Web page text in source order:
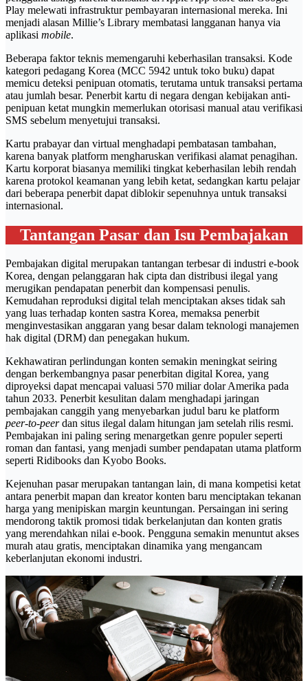
Play melewati infrastruktur pembayaran internasional mereka. Ini
menjadi alasan Millie’s Library membatasi langganan hanya via
aplikasi mobile.
Beberapa faktor teknis memengaruhi keberhasilan transaksi. Kode
kategori pedagang Korea (MCC 5942 untuk toko buku) dapat
memicu deteksi penipuan otomatis, terutama untuk transaksi pertama
atau jumlah besar. Penerbit kartu di negara dengan kebijakan anti-
penipuan ketat mungkin memerlukan otorisasi manual atau verifikasi
SMS sebelum menyetujui transaksi.
Kartu prabayar dan virtual menghadapi pembatasan tambahan,
karena banyak platform mengharuskan verifikasi alamat penagihan.
Kartu korporat biasanya memiliki tingkat keberhasilan lebih rendah
karena protokol keamanan yang lebih ketat, sedangkan kartu pelajar
dari beberapa penerbit dapat diblokir sepenuhnya untuk transaksi
internasional.
Tantangan Pasar dan Isu Pembajakan
Pembajakan digital merupakan tantangan terbesar di industri e-book
Korea, dengan pelanggaran hak cipta dan distribusi ilegal yang
merugikan pendapatan penerbit dan kompensasi penulis.
Kemudahan reproduksi digital telah menciptakan akses tidak sah
yang luas terhadap konten sastra Korea, memaksa penerbit
menginvestasikan anggaran yang besar dalam teknologi manajemen
hak digital (DRM) dan penegakan hukum.
Kekhawatiran perlindungan konten semakin meningkat seiring
dengan berkembangnya pasar penerbitan digital Korea, yang
diproyeksi dapat mencapai valuasi 570 miliar dolar Amerika pada
tahun 2033. Penerbit kesulitan dalam menghadapi jaringan
pembajakan canggih yang menyebarkan judul baru ke platform
peer-to-peerdan situs ilegal dalam hitungan jam setelah rilis resmi.
Pembajakan ini paling sering menargetkan genre populer seperti
roman dan fantasi, yang menjadi sumber pendapatan utama platform
seperti Ridibooks dan Kyobo Books.
Kejenuhan pasar merupakan tantangan lain, di mana kompetisi ketat
antara penerbit mapan dan kreator konten baru menciptakan tekanan
harga yang menipiskan margin keuntungan. Persaingan ini sering
mendorong taktik promosi tidak berkelanjutan dan konten gratis
yang merendahkan nilai e-book. Pengguna semakin menuntut akses
murah atau gratis, menciptakan dinamika yang mengancam
keberlanjutan ekonomi industri.